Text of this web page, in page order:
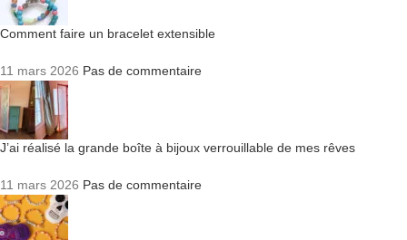
Comment faire un bracelet extensible
11 mars 2026 Pas de commentaire
J’ai réalisé la grande boîte à bijoux verrouillable de mes rêves
11 mars 2026 Pas de commentaire